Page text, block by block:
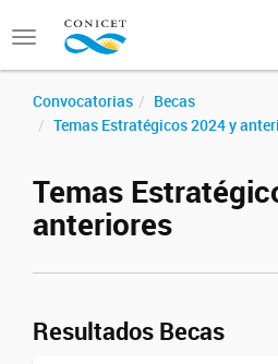
Toggle
navigation
Convocatorias
Becas
Temas Estratégicos 2024 y
Temas
anteriores
Resultados Becas